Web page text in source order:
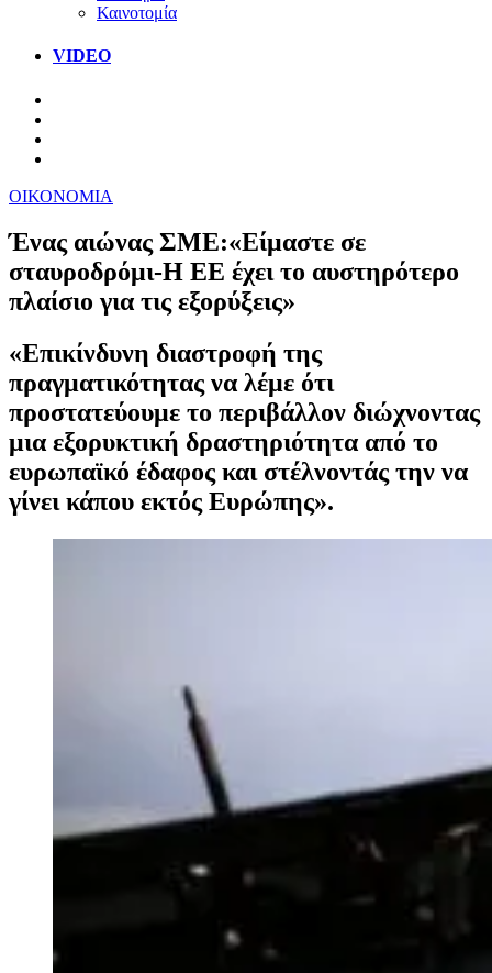
Καινοτομία
VIDEO
ΟΙΚΟΝΟΜΙΑ
Ένας αιώνας ΣΜΕ:«Είμαστε σε
σταυροδρόμι-Η ΕΕ έχει το αυστηρότερο
πλαίσιο για τις εξορύξεις»
«Επικίνδυνη διαστροφή της
πραγματικότητας να λέμε ότι
προστατεύουμε το περιβάλλον διώχνοντας
μια εξορυκτική δραστηριότητα από το
ευρωπαϊκό έδαφος και στέλνοντάς την να
γίνει κάπου εκτός Ευρώπης».